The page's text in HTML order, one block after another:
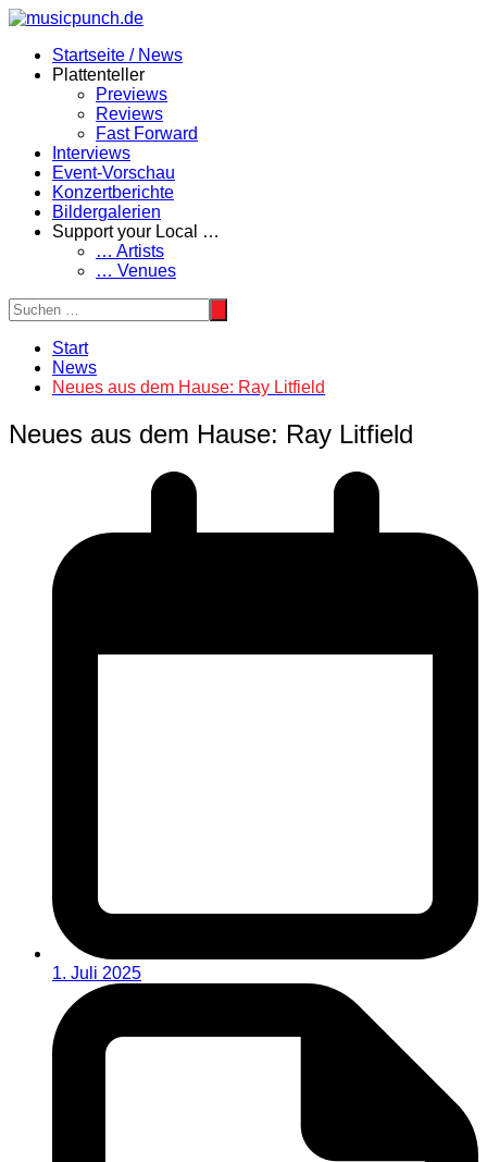
Zum
springenStartseite / News
Plattenteller
Previews
Reviews
Fast Forward
Interviews
Event-Vorschau
Konzertberichte
Bildergalerien
Support your Local …
… Artists
… Venues
Start
News
Neues aus dem Hause: Ray Litfield
Neues aus dem Hause: Ray Litfield
1. Juli 2025